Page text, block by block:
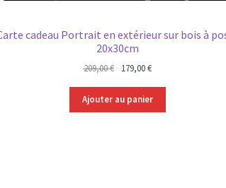
cadeau Portrait en extérieur sur bois à
20x30cm
209,00€
Le
initial
était :
179,00€Le
actuel
est :
Ajouter au panier